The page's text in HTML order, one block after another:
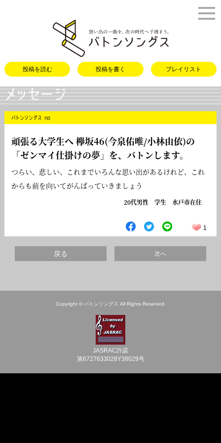
投稿を読む 投稿を書く プレイリスト
メッセージ
バトンソングス no
頑張る大学生へ 欅坂46(今泉佑唯/小林由依)の
「ゼンマイ仕掛けの夢」を、バトンします。
つらい、悲しい、これまでいろんな思い出があるけれど、これ
からも前を向いてがんばっていきましょう
20代男性 学生 水戸市在住
1
戻る 次へ
Copyright © バトンソングス All Rights Reserved.
JASRAC許諾
第6727633028Y38029号